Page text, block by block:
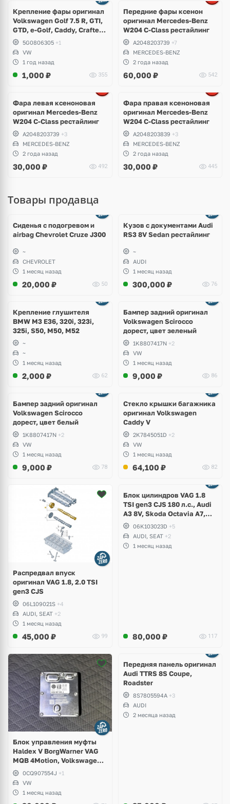
Крепление фары оригинал
Volkswagen Golf 7.5 R, GTI,
GTD, e-Golf, Caddy, Crafter,
e-Crafter
5G0806305 +1
VW
1 год назад
1,000 ₽ 355
Передние фары ксенон
оригинал Mercedes-Benz
W204 C-Class рестайлинг
A2048203739 +7
MERCEDES-BENZ
2 года назад
60,000 ₽ 542
Фара левая ксеноновая
оригинал Mercedes-Benz
W204 C-Class рестайлинг
A2048203739 +3
MERCEDES-BENZ
2 года назад
30,000 ₽ 492
Фара правая ксеноновая
оригинал Mercedes-Benz
W204 C-Class рестайлинг
A2048203839 +3
MERCEDES-BENZ
2 года назад
30,000 ₽ 445
Товары продавца
Сиденья с подогревом и
airbag Chevrolet Cruze J300
~
CHEVROLET
1 месяц назад
20,000 ₽ 50
Кузов с документами Audi
RS3 8V Sedan рестайлинг
~
AUDI
1 месяц назад
300,000 ₽ 76
Крепление глушителя
BMW M3 E36, 320i, 323i,
325i, S50, M50, M52
~
~
1 месяц назад
2,000 ₽ 62
Бампер задний оригинал
Volkswagen Scirocco
дорест, цвет зеленый
1K8807417N +2
VW
1 месяц назад
9,000 ₽ 86
Бампер задний оригинал
Volkswagen Scirocco
дорест, цвет белый
1K8807417N +2
VW
1 месяц назад
9,000 ₽ 78
Стекло крышки багажника
оригинал Volkswagen
Caddy V
2K7845051D +2
VW
1 месяц назад
64,100 ₽ 82
Распредвал впуск
оригинал VAG 1.8, 2.0 TSI
gen3 CJS
06L109021S +4
AUDI, SEAT +2
1 месяц назад
45,000 ₽ 99
2 фото
Блок цилиндров VAG 1.8
TSI gen3 CJS 180 л.с., Audi
A3 8V, Skoda Octavia A7,
Superb, Volkswagen Passat
B8, Golf VII Alltrack, Seat
Leon
06K103023D +5
AUDI, SEAT +2
1 месяц назад
80,000 ₽ 117
Блок управления муфты
Haldex V BorgWarner VAG
MQB 4Motion, Volkswagen
Tiguan
0CQ907554J +1
VW
1 месяц назад
2 фото
Передняя панель оригинал
Audi TTRS 8S Coupe,
Roadster
8S7805594A +3
AUDI
2 месяца назад